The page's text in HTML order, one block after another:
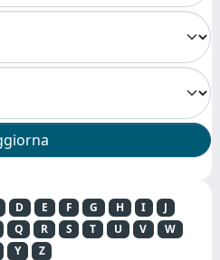
D E F G H I
J
Q R S T U V
W
Y Z